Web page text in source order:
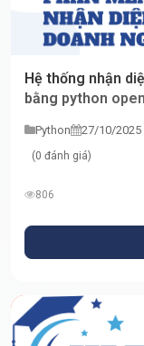
Hệ thống nhận
bằng python
Python 27/10/2025
(0 đánh giá)
806